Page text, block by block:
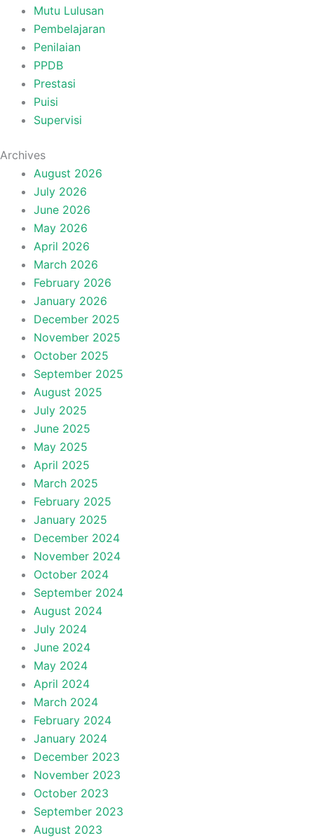
Mutu Lulusan
Pembelajaran
Penilaian
PPDB
Prestasi
Puisi
Supervisi
Archives
August 2026
July 2026
June 2026
May 2026
April 2026
March 2026
February 2026
January 2026
December 2025
November 2025
October 2025
September 2025
August 2025
July 2025
June 2025
May 2025
April 2025
March 2025
February 2025
January 2025
December 2024
November 2024
October 2024
September 2024
August 2024
July 2024
June 2024
May 2024
April 2024
March 2024
February 2024
January 2024
December 2023
November 2023
October 2023
September 2023
August 2023